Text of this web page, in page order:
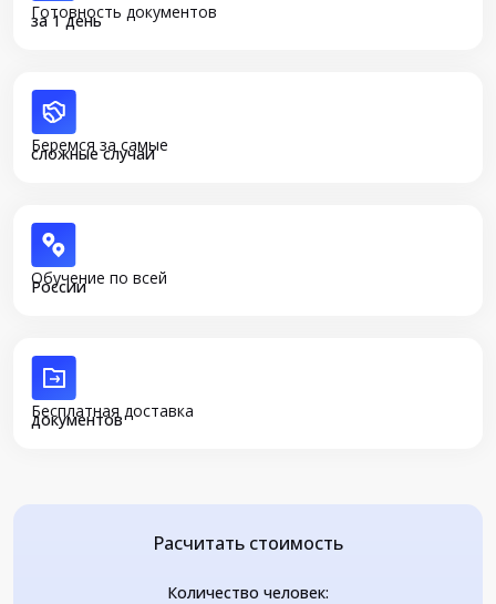
Готовность документов
за 1 день
Беремся за самые
сложные случаи
Обучение по всей
России
Бесплатная доставка
документов
Расчитать стоимость
Количество человек: